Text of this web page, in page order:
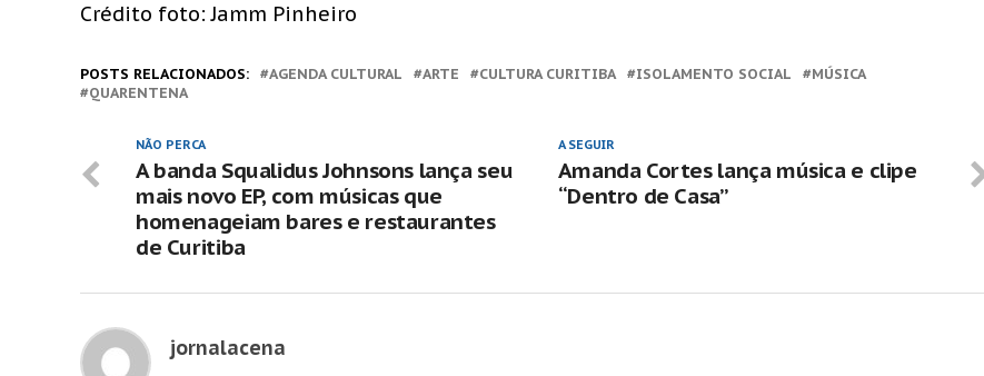
Crédito foto: Jamm Pinheiro
POSTS RELACIONADOS: AGENDA CULTURAL ARTE CULTURA CURITIBA ISOLAMENTO SOCIAL
MÚSICA
QUARENTENA
A SEGUIR
Amanda Cortes lança música e clipe
“Dentro de Casa”
NÃO PERCA
A banda Squalidus Johnsons lança seu
mais novo EP, com músicas que
homenageiam bares e restaurantes
de Curitiba
jornalacena